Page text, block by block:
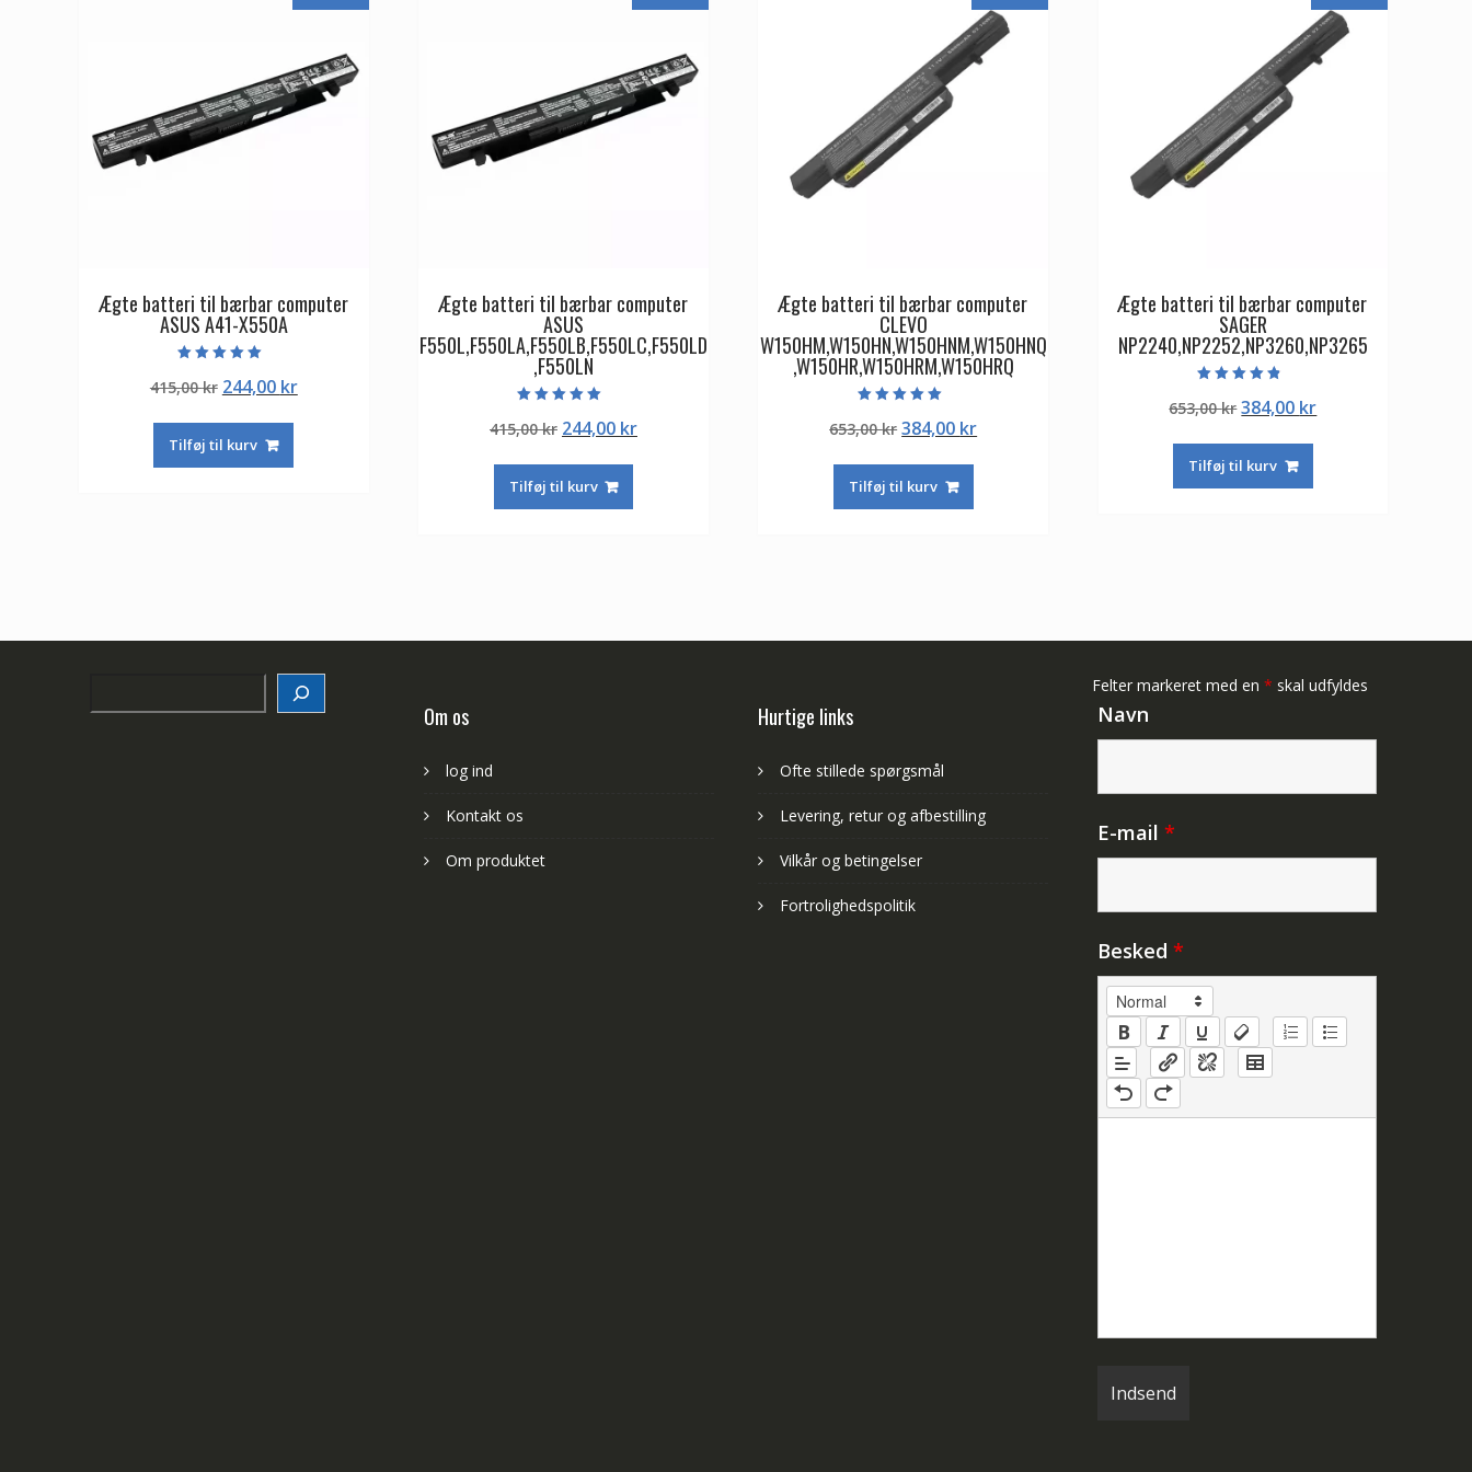
Ægte batteri til bærbar computer
ASUS A41-X550A
5.00
ud af 5
415,00kr Den
pris
var:
244,00 krDen
Tilføj til kurv
Ægte batteri til bærbar computer
ASUS
F550L,F550LA,F550LB,F550LC,F550LD
,F550LN
5.00
ud af 5
415,00kr Den
pris
var:
244,00 krDen
Tilføj til kurv
Ægte batteri til bærbar computer
CLEVO
W150HM,W150HN,W150HNM,W150HNQ
,W150HR,W150HRM,W150HRQ
5.00
ud af 5
653,00kr Den
pris
var:
384,00 krDen
Tilføj til kurv
Ægte batteri til bærbar computer
SAGER
NP2240,NP2252,NP3260,NP3265
4.50
ud af 5
653,00krDen
pris
var:
384,00 krDen
Tilføj til kurv
Om os
log ind
Kontakt os
Om produktet
Hurtige links
Ofte stillede spørgsmål
Levering, retur og afbestilling
Vilkår og betingelser
Fortrolighedspolitik
Felter markeret med en * skal udfyldes
Navn
E-mail *
Besked *